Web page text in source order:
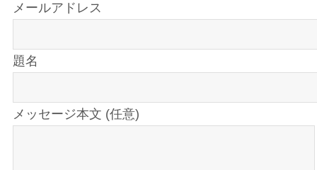
メールアドレス
題名
メッセージ本文 (任意)